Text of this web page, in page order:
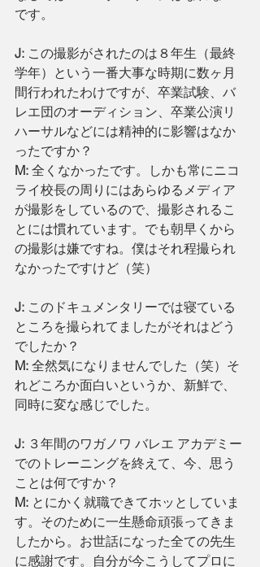
です。
J: この撮影がされたのは８年生（最終
学年）という一番大事な時期に数ヶ月
間行われたわけですが、卒業試験、バ
レエ団のオーディション、卒業公演リ
ハーサルなどには精神的に影響はなか
ったですか？
M: 全くなかったです。しかも常にニコ
ライ校長の周りにはあらゆるメディア
が撮影をしているので、撮影されるこ
とには慣れています。でも朝早くから
の撮影は嫌ですね。僕はそれ程撮られ
なかったですけど（笑）
J: このドキュメンタリーでは寝ている
ところを撮られてましたがそれはどう
でしたか？
M: 全然気になりませんでした（笑）そ
れどころか面白いというか、新鮮で、
同時に変な感じでした。
J: ３年間のワガノワ バレエ アカデミー
でのトレーニングを終えて、今、思う
ことは何ですか？
M: とにかく就職できてホッとしていま
す。そのために一生懸命頑張ってきま
したから。お世話になった全ての先生
に感謝です。自分が今こうしてプロに